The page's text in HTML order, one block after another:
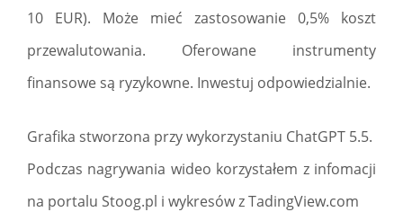
10 EUR). Może mieć zastosowanie 0,5% koszt
przewalutowania. Oferowane instrumenty
finansowe są ryzykowne. Inwestuj odpowiedzialnie.
Grafika stworzona przy wykorzystaniu ChatGPT 5.5.
Podczas nagrywania wideo korzystałem z infomacji
na portalu Stoog.pl i wykresów z TadingView.com